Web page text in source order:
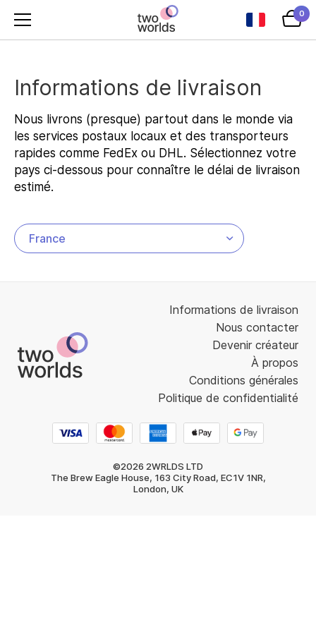
0
Informations de livraison
Nous livrons (presque) partout dans le monde via
les services postaux locaux et des transporteurs
rapides comme FedEx ou DHL. Sélectionnez votre
pays ci-dessous pour connaître le délai de livraison
estimé.
Informations de livraison
Nous contacter
Devenir créateur
À propos
Conditions générales
Politique de confidentialité
©2026 2WRLDS LTD
The Brew Eagle House, 163 City Road, EC1V 1NR,
London, UK